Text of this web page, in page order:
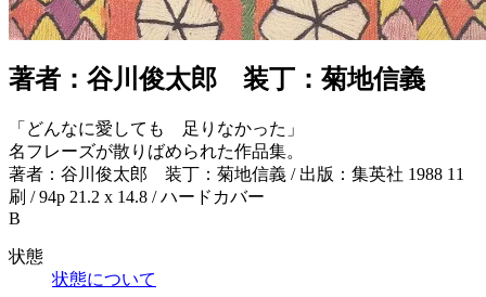
著者：谷川俊太郎 装丁：菊地信義
「どんなに愛しても 足りなかった」
名フレーズが散りばめられた作品集。
著者：谷川俊太郎 装丁：菊地信義 / 出版：集英社 1988 11
刷 / 94p 21.2 x 14.8 / ハードカバー
B
状態
状態について